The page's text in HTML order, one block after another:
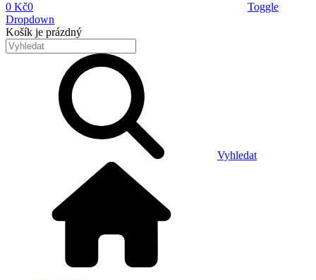
0 Kč0
Toggle
Dropdown
Košík je prázdný
Vyhledat